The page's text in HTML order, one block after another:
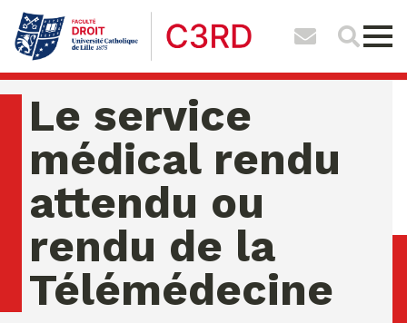
Le service
médical rendu
attendu ou
rendu de la
Télémédecine